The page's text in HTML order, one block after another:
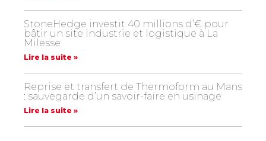
StoneHedge investit 40 millions d’€ pour
bâtir un site industrie et logistique à La
Milesse
Lire la suite »
Reprise et transfert de Thermoform au Mans
: sauvegarde d’un savoir-faire en usinage
Lire la suite »